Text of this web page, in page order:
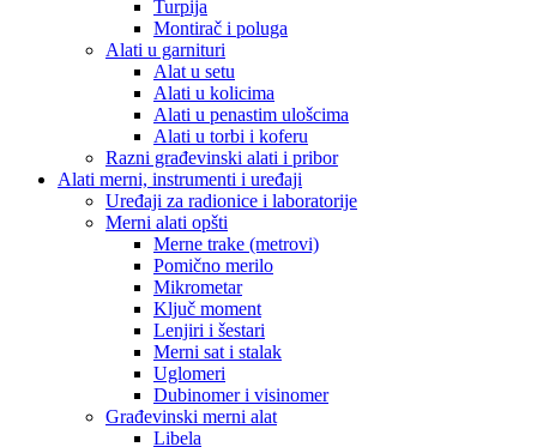
Turpija
Montirač i poluga
Alati u garnituri
Alat u setu
Alati u kolicima
Alati u penastim ulošcima
Alati u torbi i koferu
Razni građevinski alati i pribor
Alati merni, instrumenti i uređaji
Uređaji za radionice i laboratorije
Merni alati opšti
Merne trake (metrovi)
Pomično merilo
Mikrometar
Ključ moment
Lenjiri i šestari
Merni sat i stalak
Uglomeri
Dubinomer i visinomer
Građevinski merni alat
Libela